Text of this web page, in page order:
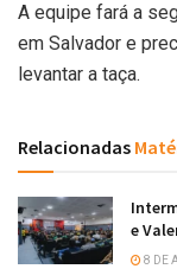
A equipe fará a
em Salvador e
levantar a taça.
Relacionadas
e
8 DE